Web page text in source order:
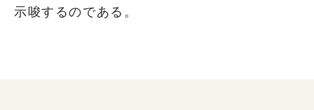
示唆するのである。